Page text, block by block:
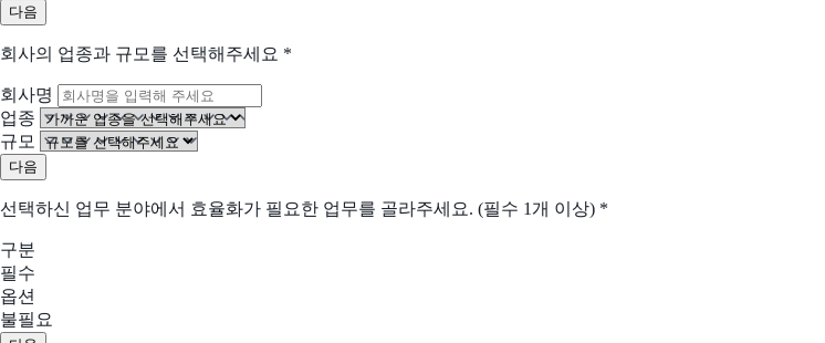
다음
회사의 업종과 규모를 선택해주세요 *
회사명
업종
규모
다음
선택하신 업무 분야에서 효율화가 필요한 업무를 골라주세요. (필수 1개 이상) *
구분
필수
옵션
불필요